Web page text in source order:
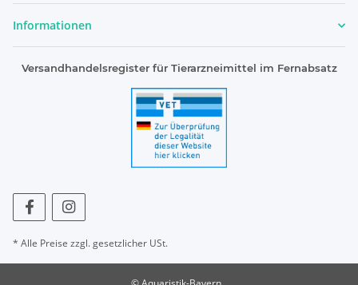
Informationen
Versandhandelsregister für Tierarzneimittel im Fernabsatz
* Alle Preise zzgl. gesetzlicher USt.